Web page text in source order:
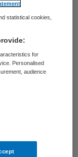
besloten
was zo’n
ineen
een dag
gaan
statistical cookies,
for
Personalised
audience